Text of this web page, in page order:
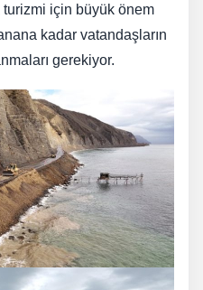
için büyük önem
kadar vatandaşların
gerekiyor.